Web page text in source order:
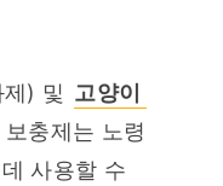
) 및 고양이
보충제는 노령
사용할 수